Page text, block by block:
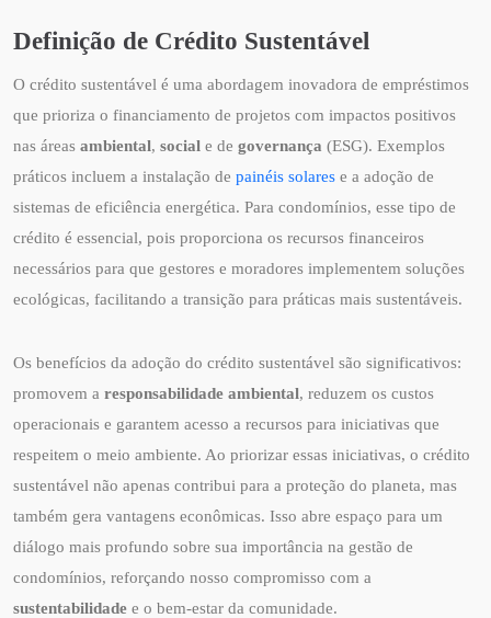
Definição de Crédito Sustentável
O crédito sustentável é uma abordagem inovadora de empréstimos
que prioriza o financiamento de projetos com impactos positivos
nas áreas ambiental, social e de governança (ESG). Exemplos
práticos incluem a instalação de painéis solares e a adoção de
sistemas de eficiência energética. Para condomínios, esse tipo de
crédito é essencial, pois proporciona os recursos financeiros
necessários para que gestores e moradores implementem soluções
ecológicas, facilitando a transição para práticas mais sustentáveis.
Os benefícios da adoção do crédito sustentável são significativos:
promovem a responsabilidade ambiental, reduzem os custos
operacionais e garantem acesso a recursos para iniciativas que
respeitem o meio ambiente. Ao priorizar essas iniciativas, o crédito
sustentável não apenas contribui para a proteção do planeta, mas
também gera vantagens econômicas. Isso abre espaço para um
diálogo mais profundo sobre sua importância na gestão de
condomínios, reforçando nosso compromisso com a
sustentabilidade e o bem-estar da comunidade.